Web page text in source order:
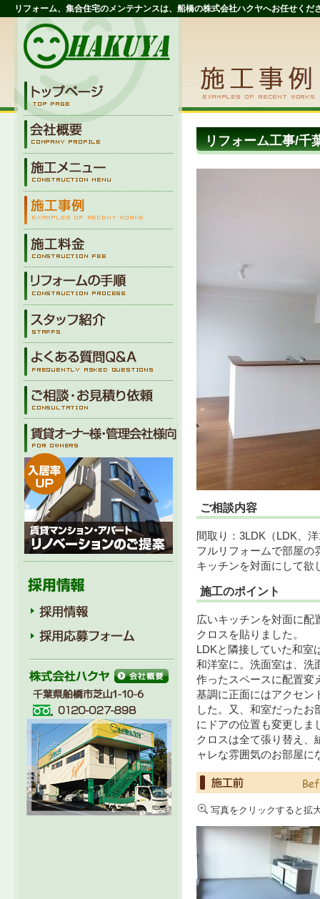
リフォーム、集合住宅のメンテナンスは、船橋の株式会社ハクヤへお任せくだ
リフォーム工事/
ご相談内容
間取り：3LDK（LDK、
フルリフォームで部屋の
キッチンを対面にして欲
施工のポイント
広いキッチンを対面に配
クロスを貼りました。
LDKと隣接していた和室
和洋室に。洗面室は、洗
作ったスペースに配置変
基調に正面にはアクセン
した。又、和室だった
にドアの位置も変更しま
クロスは全て張り替え、
ャレな雰囲気のお部屋に
写真をクリックすると拡